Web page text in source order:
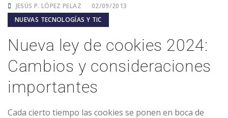
JESÚS P. LÓPEZ PELAZ
02/09/2013
NUEVAS TECNOLOGÍAS Y TIC
Nueva ley de cookies 2024:
Cambios y consideraciones
importantes
Cada cierto tiempo las cookies se ponen en boca de